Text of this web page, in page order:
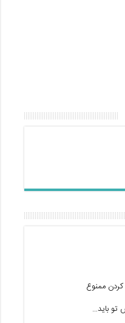
کردن ممنوع
باید…